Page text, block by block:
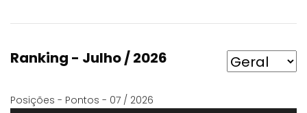
Ranking - Julho / 2026
Posições - Pontos - 07 / 2026